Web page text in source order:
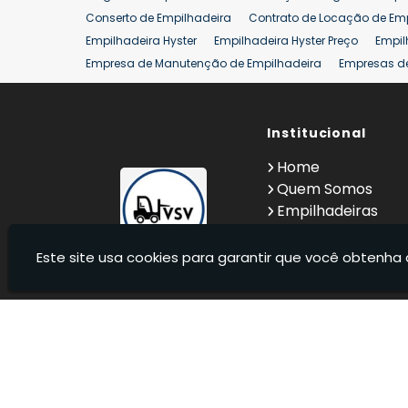
Conserto de Empilhadeira
Contrato de Locação de
Empilhadeira Hyster
Empilhadeira Hyster Preço
Empresa de Manutenção de Empilhadeira
Empresas
Locação Empilhadeira Hyster
Locação Empilhadeira
Comprar Empilhadeira
Locação de Empilhadeira 25 ton
Comprar
Institucional
Home
Quem Somos
Empilhadeiras
Informações
Este site usa cookies para garantir que você obtenha